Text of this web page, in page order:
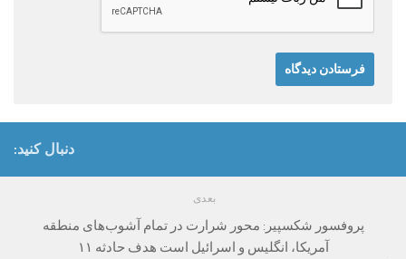
دنبال کنید:
بعدی
پروفسور شکسپیر: محور شرارت در تمام آشوب‌های منطقه
آمریکا، انگلیس و اسرائیل است هدف حادثه ۱۱